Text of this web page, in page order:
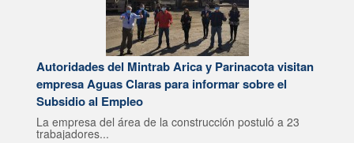
Autoridades del Mintrab Arica y Parinacota visitan
empresa Aguas Claras para informar sobre el
Subsidio al Empleo
La empresa del área de la construcción postuló a 23
trabajadores...